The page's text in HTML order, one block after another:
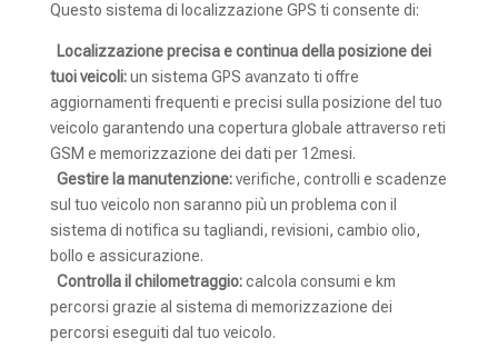
Questo sistema di localizzazione GPS ti consente di:
Localizzazione precisa e continua della posizione dei
tuoi veicoli:un sistema GPS avanzato ti offre
aggiornamenti frequenti e precisi sulla posizione del tuo
veicolo garantendo una copertura globale attraverso reti
GSM e memorizzazione dei dati per 12mesi.
Gestire la manutenzione:verifiche, controlli e scadenze
sul tuo veicolo non saranno più un problema con il
sistema di notifica su tagliandi, revisioni, cambio olio,
bollo e assicurazione.
Controlla il chilometraggio:calcola consumi e km
percorsi grazie al sistema di memorizzazione dei
percorsi eseguiti dal tuo veicolo.